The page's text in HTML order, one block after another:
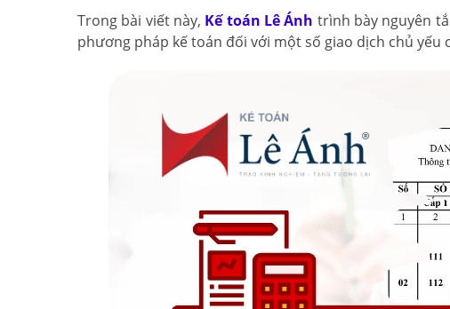
Trong bài viết này, Kế toán Lê Ánh trình bày nguyên
phương pháp kế toán đối với một số giao dịch chủ